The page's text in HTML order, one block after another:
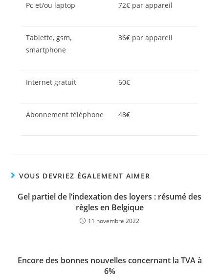
Pc et/ou laptop 72€ par appareil
Tablette, gsm,
smartphone
36€ par appareil
Internet gratuit 60€
Abonnement téléphone 48€
VOUS DEVRIEZ ÉGALEMENT AIMER
Gel partiel de l’indexation des loyers : résumé des
règles en Belgique
11 novembre 2022
Encore des bonnes nouvelles concernant la TVA à
6%